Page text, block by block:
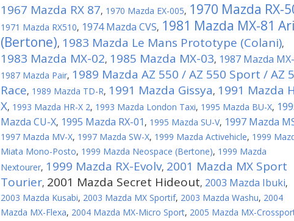
1967 Mazda RX 87, 1970 Mazda EX-005, 1970 Mazda RX-
1971 Mazda RX510, 1974 Mazda CVS, 1981 Mazda MX-81
(Bertone), 1983 Mazda Le Mans Prototype (Colani),
1983 Mazda MX-02, 1985 Mazda MX-03, 1987 Mazda
1987 Mazda Pair, 1989 Mazda AZ 550 / AZ 550 Sport / AZ
Race, 1989 Mazda TD-R, 1991 Mazda Gissya, 1991 Mazda
X, 1993 Mazda HR-X 2, 1993 Mazda London Taxi, 1995 Mazda BU-X,
Mazda CU-X, 1995 Mazda RX-01 , 1995 Mazda SU-V, 1997 Mazda
1997 Mazda MV-X, 1997 Mazda SW-X, 1999 Mazda Activehicle, 1999
Miata Mono-Posto, 1999 Mazda Neospace (Bertone), 1999 Mazda
Nextourer, 1999 Mazda RX-Evolv, 2001 Mazda MX Sport
Tourier, 2001 Mazda Secret Hideout, 2003 Mazda Ibuki,
2003 Mazda Kusabi, 2003 Mazda MX Sportif, 2003 Mazda Washu, 2004
Mazda MX-Flexa, 2004 Mazda MX-Micro Sport, 2005 Mazda MX-